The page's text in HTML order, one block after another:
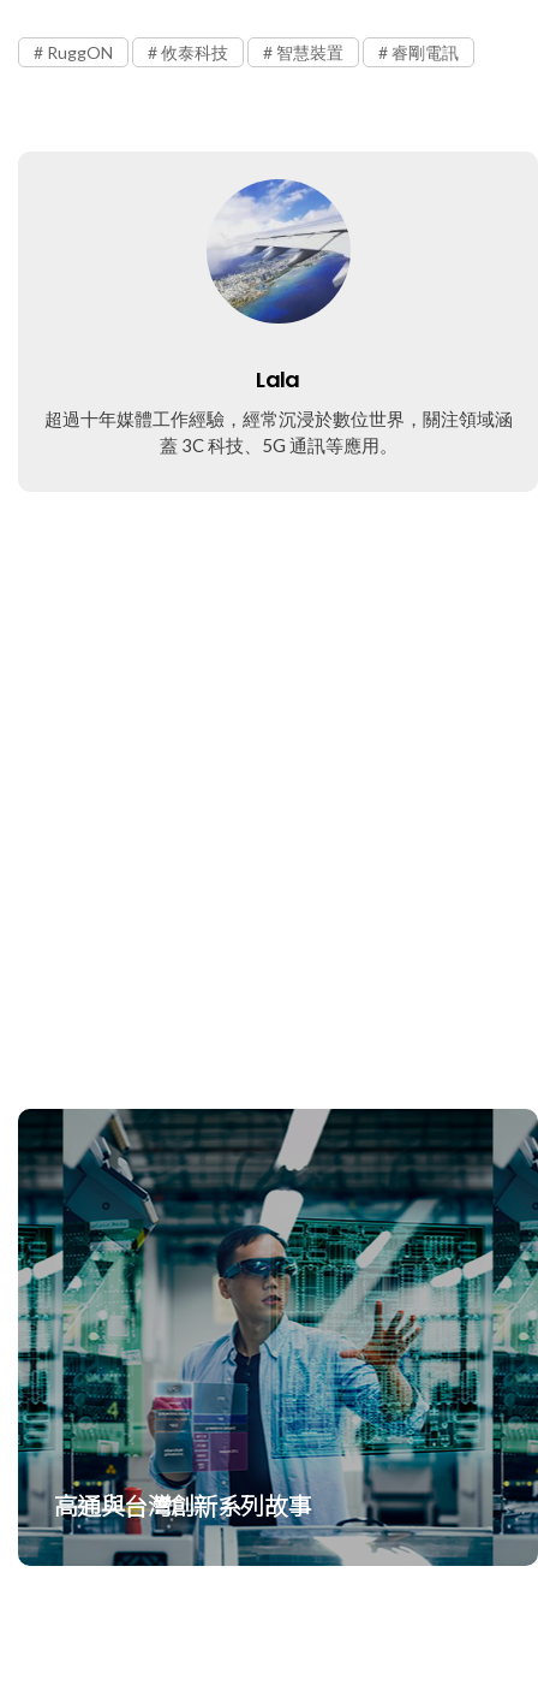
RuggON 攸泰科技 智慧裝置 睿剛電訊
Lala
超過十年媒體工作經驗，經常沉浸於數位世界，關注領域涵
蓋 3C 科技、5G 通訊等應用。
高通與台灣創新系列故事